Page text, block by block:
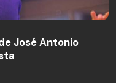
José Antonio